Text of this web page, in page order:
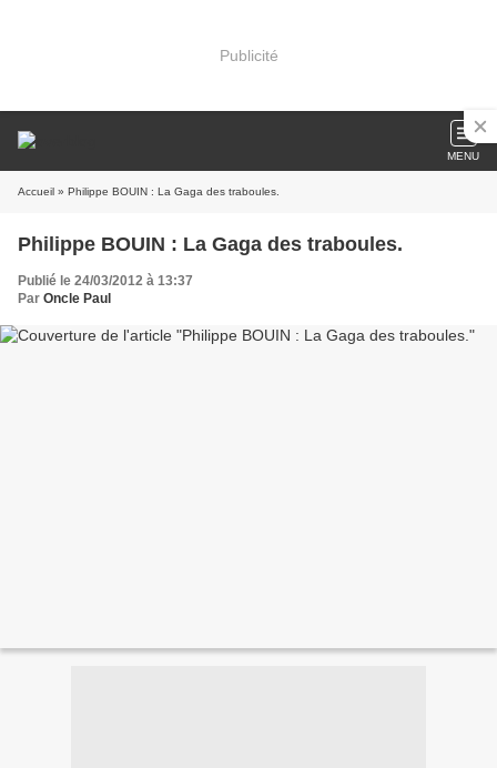
Publicité
MENU
Accueil » Philippe BOUIN : La Gaga des traboules.
Philippe BOUIN : La Gaga des traboules.
Publié le 24/03/2012 à 13:37
Par Oncle Paul